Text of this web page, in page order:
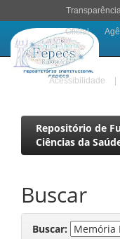
Skip
navigation
Oficial
Acessibilidade
Repositório de
Ciências da
Buscar
Buscar: